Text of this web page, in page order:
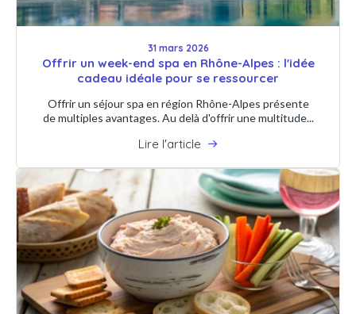
31 mars 2026
Offrir un week-end spa en Rhône-Alpes : l'idée
cadeau idéale pour se ressourcer
Offrir un séjour spa en région Rhône-Alpes présente
de multiples avantages. Au delà d'offrir une multitude...
Lire l'article